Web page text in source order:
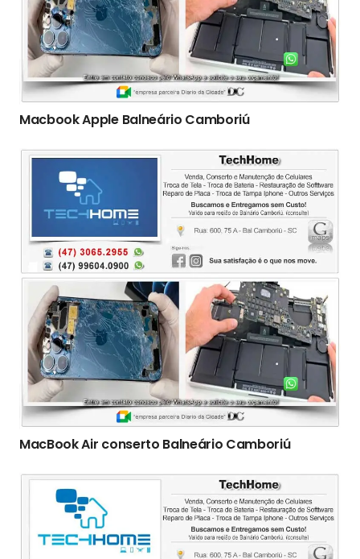
Macbook Apple Balneário Camboriú
MacBook Air conserto Balneário Camboriú